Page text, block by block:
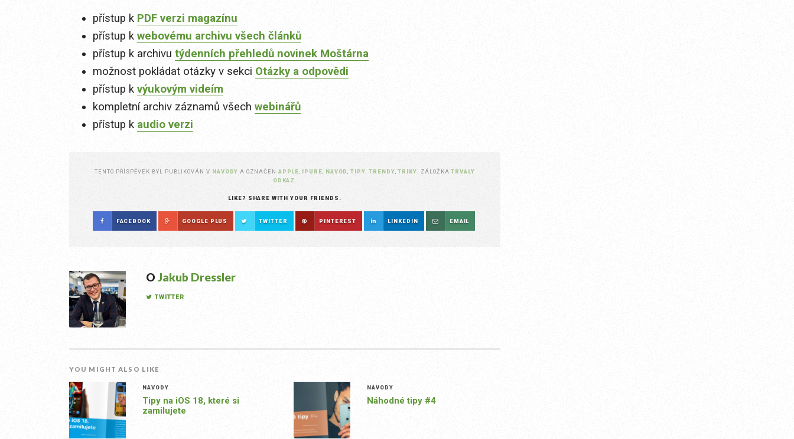
přístup k PDF verzi magazínu
přístup k webovému archivu všech článků
přístup k archivu týdenních přehledů novinek Moštárna
možnost pokládat otázky v sekci Otázky a odpovědi
přístup k výukovým videím
kompletní archiv záznamů všech webinářů
přístup k audio verzi
TENTO PŘÍSPĚVEK BYL PUBLIKOVÁN V NÁVODY A OZNAČEN APPLE IPURE NÁVOD ,TIPY TRENDY ,TRIKY . ZÁLOŽKATRVALÝ
ODKAZ
LIKE? SHARE WITH YOUR FRIENDS.
FACEBOOK GOOGLE PLUS TWITTER PINTEREST LINKEDIN EMAIL
O Jakub Dressler
TWITTER
YOU MIGHT ALSO LIKE
NÁVODY
Tipy na iOS 18, které si
zamilujete
NÁVODY
Náhodné tipy #4